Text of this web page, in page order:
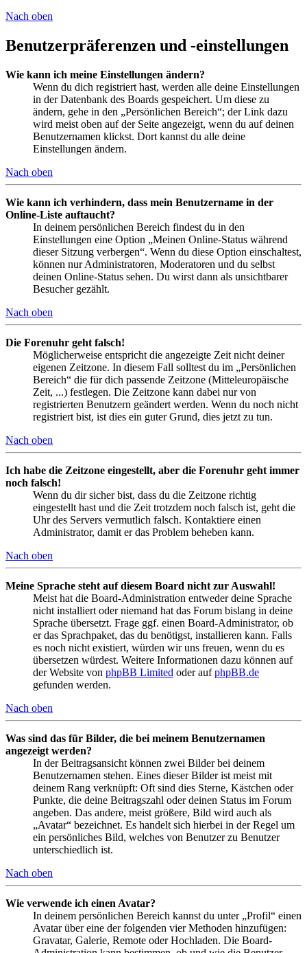
Nach oben
Benutzerpräferenzen und -einstellungen
Wie kann ich meine Einstellungen ändern?
Wenn du dich registriert hast, werden alle deine Einstellungen
in der Datenbank des Boards gespeichert. Um diese zu
ändern, gehe in den „Persönlichen Bereich“; der Link dazu
wird meist oben auf der Seite angezeigt, wenn du auf deinen
Benutzernamen klickst. Dort kannst du alle deine
Einstellungen ändern.
Nach oben
Wie kann ich verhindern, dass mein Benutzername in der
Online-Liste auftaucht?
In deinem persönlichen Bereich findest du in den
Einstellungen eine Option „Meinen Online-Status während
dieser Sitzung verbergen“. Wenn du diese Option einschaltest,
können nur Administratoren, Moderatoren und du selbst
deinen Online-Status sehen. Du wirst dann als unsichtbarer
Besucher gezählt.
Nach oben
Die Forenuhr geht falsch!
Möglicherweise entspricht die angezeigte Zeit nicht deiner
eigenen Zeitzone. In diesem Fall solltest du im „Persönlichen
Bereich“ die für dich passende Zeitzone (Mitteleuropäische
Zeit, ...) festlegen. Die Zeitzone kann dabei nur von
registrierten Benutzern geändert werden. Wenn du noch nicht
registriert bist, ist dies ein guter Grund, dies jetzt zu tun.
Nach oben
Ich habe die Zeitzone eingestellt, aber die Forenuhr geht immer
noch falsch!
Wenn du dir sicher bist, dass du die Zeitzone richtig
eingestellt hast und die Zeit trotzdem noch falsch ist, geht die
Uhr des Servers vermutlich falsch. Kontaktiere einen
Administrator, damit er das Problem beheben kann.
Nach oben
Meine Sprache steht auf diesem Board nicht zur Auswahl!
Meist hat die Board-Administration entweder deine Sprache
nicht installiert oder niemand hat das Forum bislang in deine
Sprache übersetzt. Frage ggf. einen Board-Administrator, ob
er das Sprachpaket, das du benötigst, installieren kann. Falls
es noch nicht existiert, würden wir uns freuen, wenn du es
übersetzen würdest. Weitere Informationen dazu können auf
der Website von phpBB Limited oder aufphpBB.de
gefunden werden.
Nach oben
Was sind das für Bilder, die bei meinem Benutzernamen
angezeigt werden?
In der Beitragsansicht können zwei Bilder bei deinem
Benutzernamen stehen. Eines dieser Bilder ist meist mit
deinem Rang verknüpft: Oft sind dies Sterne, Kästchen oder
Punkte, die deine Beitragszahl oder deinen Status im Forum
angeben. Das andere, meist größere, Bild wird auch als
„Avatar“ bezeichnet. Es handelt sich hierbei in der Regel um
ein persönliches Bild, welches von Benutzer zu Benutzer
unterschiedlich ist.
Nach oben
Wie verwende ich einen Avatar?
In deinem persönlichen Bereich kannst du unter „Profil“ einen
Avatar über eine der folgenden vier Methoden hinzufügen:
Gravatar, Galerie, Remote oder Hochladen. Die Board-